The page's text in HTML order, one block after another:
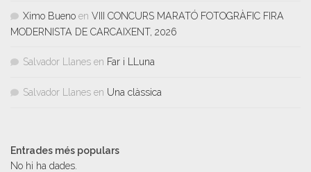
Ximo Bueno en VIII CONCURS MARATÓ FOTOGRÀFIC FIRA
MODERNISTA DE CARCAIXENT, 2026
Salvador Llanes en Far i LLuna
Salvador Llanes en Una clàssica
Entrades més populars
No hi ha dades.